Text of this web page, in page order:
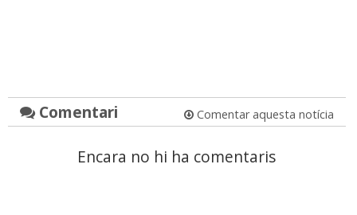
Comentari Comentar aquesta notícia
Encara no hi ha comentaris